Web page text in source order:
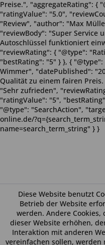
Diese Website benutzt
Betrieb der Website
werden. Andere
dieser Website erhöhen,
Interaktion mit anderen
vereinfachen sollen,
Preise.", "aggregateRating": {
"ratingValue": "5.0",
"Review", "author": "Max
"reviewBody": "Super Service
Autoschlüssel funktioniert
"reviewRating": { "@type":
"bestRating": "5" } }, {
Wimmer", "datePublished":
Qualität zu einem fairen
"Sehr zufrieden",
"ratingValue": "5",
"@type": "SearchAction",
online.de/
name=search_term_string" } }